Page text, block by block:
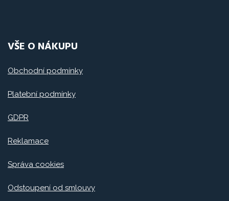
VŠE O NÁKUPU
Obchodní podmínky
Platební podmínky
GDPR
Reklamace
Správa cookies
Odstoupení od smlouvy